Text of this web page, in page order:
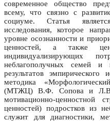
современное общество
всему, что связно с
социуме. Статья
исследования, которое
уровне осознанности и
ценностей, а также
индивидуализирующих
неблагополучных семей
результатов эмпирического
методика
(МТЖЦ) В.Ф. Сопова и Л.В.
мотивационно-ценностной
ценностей) подростков из
служит для диагностики,